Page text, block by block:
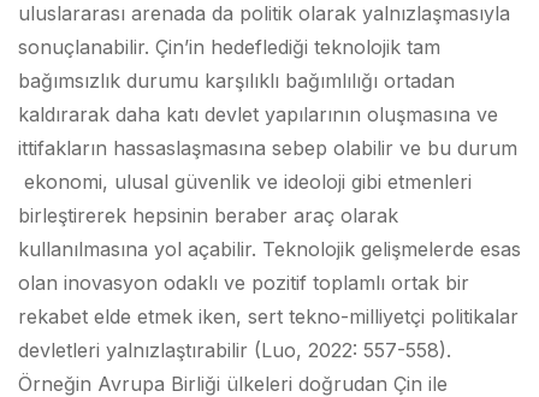
uluslararası arenada da politik olarak yalnızlaşmasıyla
sonuçlanabilir. Çin’in hedeflediği teknolojik tam
bağımsızlık durumu karşılıklı bağımlılığı ortadan
kaldırarak daha katı devlet yapılarının oluşmasına ve
ittifakların hassaslaşmasına sebep olabilir ve bu durum
ekonomi, ulusal güvenlik ve ideoloji gibi etmenleri
birleştirerek hepsinin beraber araç olarak
kullanılmasına yol açabilir. Teknolojik gelişmelerde esas
olan inovasyon odaklı ve pozitif toplamlı ortak bir
rekabet elde etmek iken, sert tekno-milliyetçi politikalar
devletleri yalnızlaştırabilir (Luo, 2022: 557-558).
Örneğin Avrupa Birliği ülkeleri doğrudan Çin ile